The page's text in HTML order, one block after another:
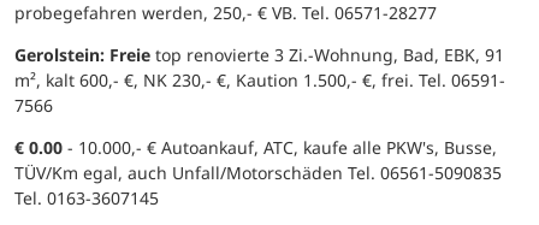
probegefahren werden, 250,- € VB. Tel. 06571-28277
Gerolstein: Freie top renovierte 3 Zi.-Wohnung, Bad, EBK, 91
m², kalt 600,- €, NK 230,- €, Kaution 1.500,- €, frei. Tel. 06591-
7566
€ 0.00 - 10.000,- € Autoankauf, ATC, kaufe alle PKW's, Busse,
TÜV/Km egal, auch Unfall/Motorschäden Tel. 06561-5090835
Tel. 0163-3607145